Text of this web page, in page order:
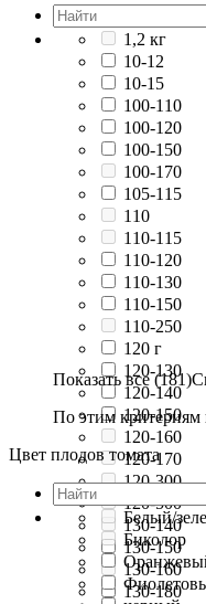
1,2 кг
10-12
10-15
100-110
100-120
100-150
100-170
105-115
110
110-115
110-120
110-130
110-150
110-250
120 г
120-130
120-140
120-150
120-160
120-170
120-300
120-500
130-140
130-150
130-160
130-180
Показать все (181)
По этим критериям
Цвет плодов томата
Белый/
Биколор